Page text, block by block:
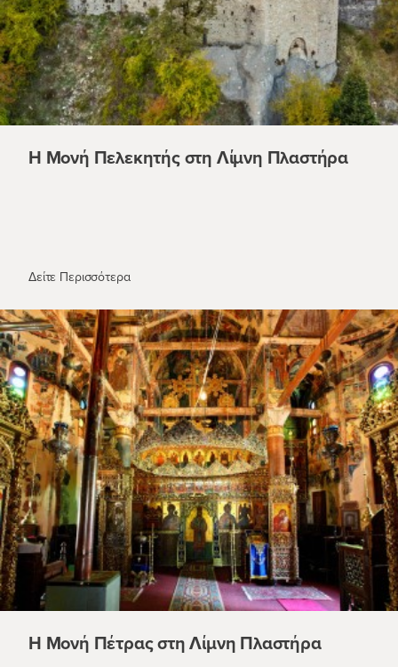
Η Μονή Πελεκητής στη Λίμνη Πλαστήρα
Δείτε ΠερισσότεραΗ Μονή Πελεκητής στη Λίμνη Πλαστήρα
Η Μονή Πέτρας στη Λίμνη Πλαστήρα